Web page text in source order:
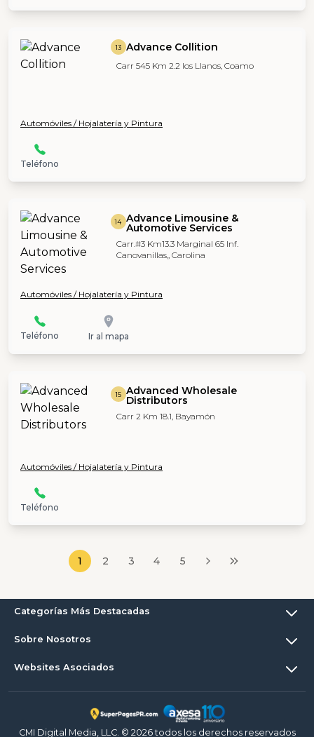
13 Advance Collition
Carr 545 Km 2.2 los Llanos, Coamo
Automóviles / Hojalatería y Pintura
Teléfono
14 Advance Limousine &
Automotive Services
Carr.#3 Km13.3 Marginal 65 Inf.
Canovanillas,, Carolina
Automóviles / Hojalatería y Pintura
Teléfono Ir al mapa
15 Advanced Wholesale
Distributors
Carr 2 Km 18.1, Bayamón
Automóviles / Hojalatería y Pintura
Teléfono
1 2 3 4 5
Categorías Más Destacadas
Sobre Nosotros
Websites Asociados
CMI Digital Media, LLC. © 2026 todos los derechos reservados